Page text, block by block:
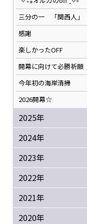
三分の一 「関西人」
感謝
楽しかったOFF
開幕に向けて必勝祈願
今年初の海岸清掃
2026開幕☆
2025年
2024年
2023年
2022年
2021年
2020年